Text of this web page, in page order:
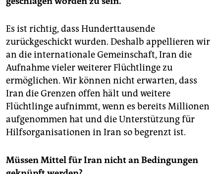
Es ist richtig, dass Hunderttausende
zurückgeschickt wurden. Deshalb appellieren wir
an die internationale Gemeinschaft, Iran die
Aufnahme vieler weiterer Flüchtlinge zu
ermöglichen. Wir können nicht erwarten, dass
Iran die Grenzen offen hält und weitere
Flüchtlinge aufnimmt, wenn es bereits Millionen
aufgenommen hat und die Unterstützung für
Hilfsorganisationen in Iran so begrenzt ist.
Müssen Mittel für Iran nicht an Bedingungen